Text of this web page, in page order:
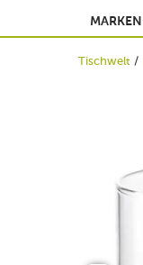
MARKEN
Tischwelt